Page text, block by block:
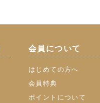
会員について
はじめての方へ
会員特典
ポイントについて